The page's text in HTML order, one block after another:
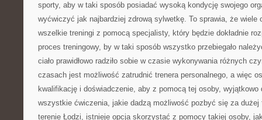
sporty, aby w taki sposób posiadać wysoką kondycję swojego
wyćwiczyć jak najbardziej zdrową sylwetkę. To sprawia, że wiele
wszelkie treningi z pomocą specjalisty, który będzie dokładnie
proces treningowy, by w taki sposób wszystko przebiegało
ciało prawidłowo radziło sobie w czasie wykonywania różnych
czasach jest możliwość zatrudnić trenera personalnego, a więc
kwalifikację i doświadczenie, aby z pomocą tej osoby, wyjątkowo
wszystkie ćwiczenia, jakie dadzą możliwość pozbyć się za dużej
terenie Łodzi, istnieje opcja skorzystać z pomocy takiej osoby,